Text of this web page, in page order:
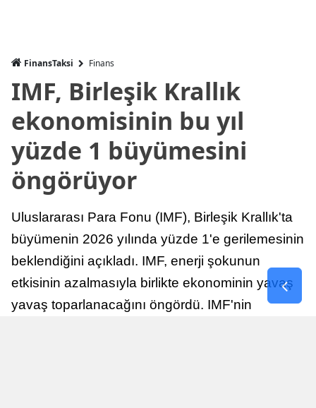
FinansTaksi Finans
IMF, Birleşik Krallık
ekonomisinin bu yıl
yüzde 1 büyümesini
öngörüyor
Uluslararası Para Fonu (IMF), Birleşik Krallık'ta
büyümenin 2026 yılında yüzde 1'e gerilemesinin
beklendiğini açıkladı. IMF, enerji şokunun
etkisinin azalmasıyla birlikte ekonominin yavaş
yavaş toparlanacağını öngördü. IMF'nin